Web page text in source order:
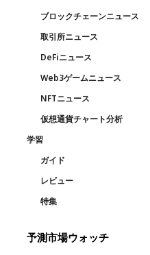
ブロックチェーンニュース
取引所ニュース
DeFiニュース
Web3ゲームニュース
NFTニュース
仮想通貨チャート分析
学習
ガイド
レビュー
特集
予測市場ウォッチ